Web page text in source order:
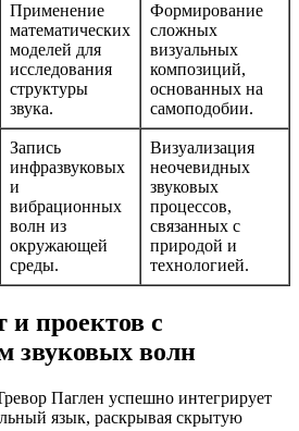
Применение
математических
моделей для
исследования
структуры
звука.
Формирование
сложных
визуальных
композиций,
основанных на
самоподобии.
Запись
инфразвуковых
и
вибрационных
волн из
окружающей
среды.
Визуализация
неочевидных
звуковых
процессов,
связанных с
природой и
технологией.
проектов с
звуковых волн
Паглен успешно интегрирует
язык, раскрывая скрытую